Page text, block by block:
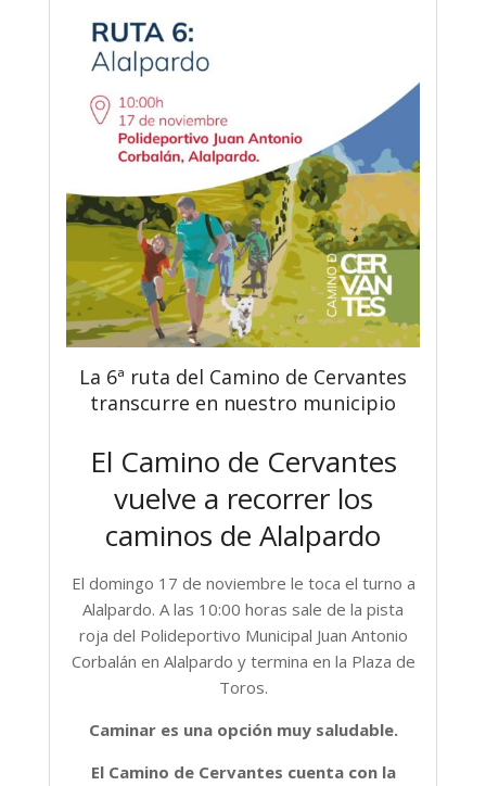
La 6ª ruta del Camino de Cervantes
transcurre en nuestro municipio
El Camino de Cervantes
vuelve a recorrer los
caminos de Alalpardo
El domingo 17 de noviembre le toca el turno a
Alalpardo. A las 10:00 horas sale de la pista
roja del Polideportivo Municipal Juan Antonio
Corbalán en Alalpardo y termina en la Plaza de
Toros.
Caminar es una opción muy saludable.
El Camino de Cervantes cuenta con la